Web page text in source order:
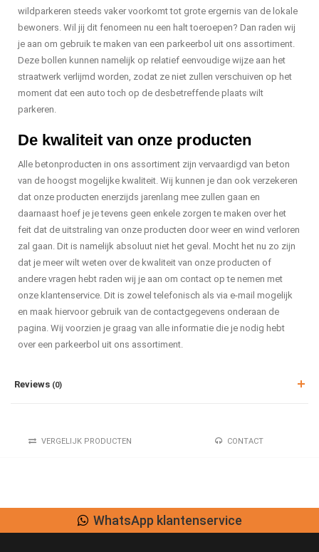
wildparkeren steeds vaker voorkomt tot grote ergernis van de lokale
bewoners. Wil jij dit fenomeen nu een halt toeroepen? Dan raden wij
je aan om gebruik te maken van een parkeerbol uit ons assortiment.
Deze bollen kunnen namelijk op relatief eenvoudige wijze aan het
straatwerk verlijmd worden, zodat ze niet zullen verschuiven op het
moment dat een auto toch op de desbetreffende plaats wilt
parkeren.
De kwaliteit van onze producten
Alle betonproducten in ons assortiment zijn vervaardigd van beton
van de hoogst mogelijke kwaliteit. Wij kunnen je dan ook verzekeren
dat onze producten enerzijds jarenlang mee zullen gaan en
daarnaast hoef je je tevens geen enkele zorgen te maken over het
feit dat de uitstraling van onze producten door weer en wind verloren
zal gaan. Dit is namelijk absoluut niet het geval. Mocht het nu zo zijn
dat je meer wilt weten over de kwaliteit van onze producten of
andere vragen hebt raden wij je aan om contact op te nemen met
onze klantenservice. Dit is zowel telefonisch als via e-mail mogelijk
en maak hiervoor gebruik van de contactgegevens onderaan de
pagina. Wij voorzien je graag van alle informatie die je nodig hebt
over een parkeerbol uit ons assortiment.
Reviews (0)
VERGELIJK PRODUCTEN CONTACT
WhatsApp klantenservice